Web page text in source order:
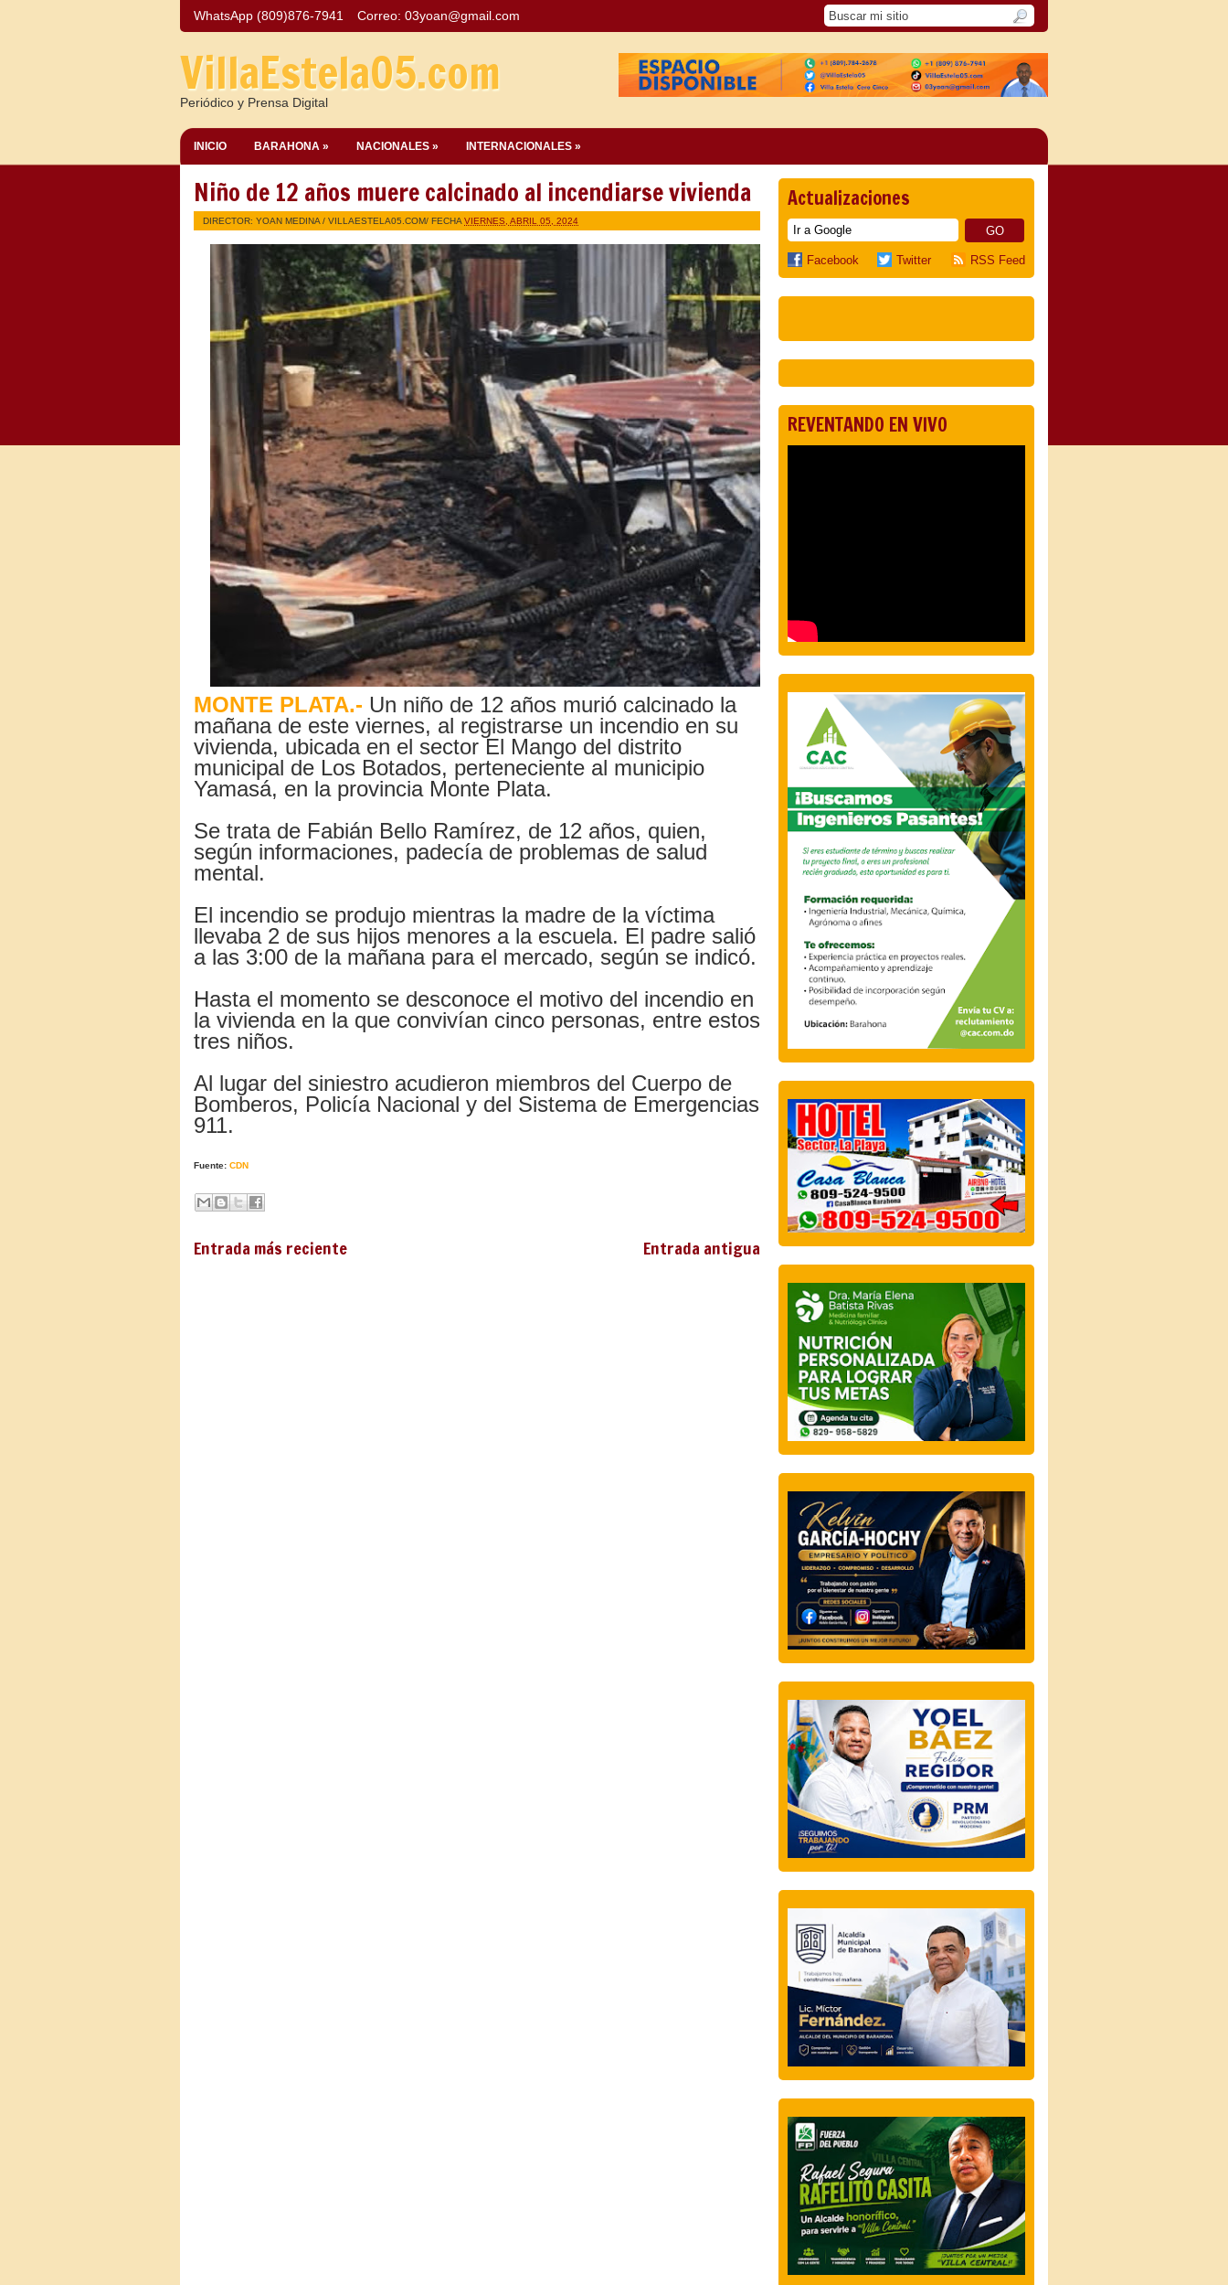
WhatsApp (809)876-7941 Correo: 03yoan@gmail.com
VillaEstela05.com
Periódico y Prensa Digital
INICIO BARAHONA » NACIONALES » INTERNACIONALES »
Niño de 12 años muere calcinado al incendiarse vivienda
DIRECTOR: YOAN MEDINA / VILLAESTELA05.COM/ FECHA VIERNES, ABRIL 05, 2024
MONTE PLATA.- Un niño de 12 años murió calcinado la
mañana de este viernes, al registrarse un incendio en su
vivienda, ubicada en el sector El Mango del distrito
municipal de Los Botados, perteneciente al municipio
Yamasá, en la provincia Monte Plata.
Se trata de Fabián Bello Ramírez, de 12 años, quien,
según informaciones, padecía de problemas de salud
mental.
El incendio se produjo mientras la madre de la víctima
llevaba 2 de sus hijos menores a la escuela. El padre salió
a las 3:00 de la mañana para el mercado, según se indicó.
Hasta el momento se desconoce el motivo del incendio en
la vivienda en la que convivían cinco personas, entre estos
tres niños.
Al lugar del siniestro acudieron miembros del Cuerpo de
Bomberos, Policía Nacional y del Sistema de Emergencias
911.
Fuente: CDN
Entrada más reciente Entrada antigua
Actualizaciones
Facebook Twitter RSS Feed
REVENTANDO EN VIVO